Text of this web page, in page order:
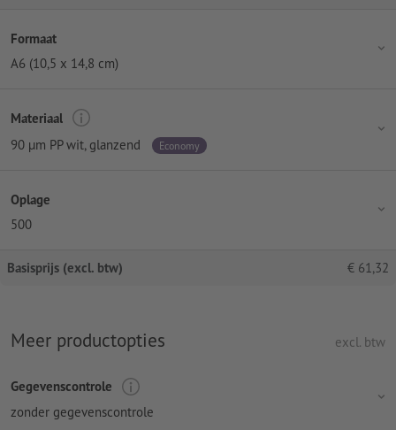
Formaat
A6 (10,5 x 14,8 cm)
Materiaal
90 µm PP wit, glanzend
Economy
Oplage
500
Basisprijs (excl. btw) € 61,32
Meer productopties excl. btw
Gegevenscontrole
zonder gegevenscontrole